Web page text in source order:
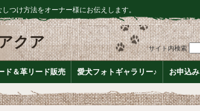
つけ方法をオーナー様にお伝えします。
クア
サイト内検索
ド＆革リード販売 愛犬フォトギャラリー♪ お申込み